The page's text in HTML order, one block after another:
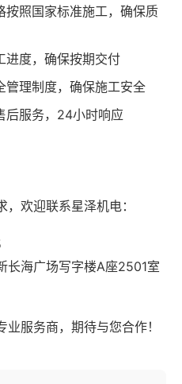
按照国家标准施工，确保质
进度，确保按期交付
管理制度，确保施工安全
后服务，24小时响应
欢迎联系星泽机电：
长海广场写字楼A座2501室
服务商，期待与您合作！